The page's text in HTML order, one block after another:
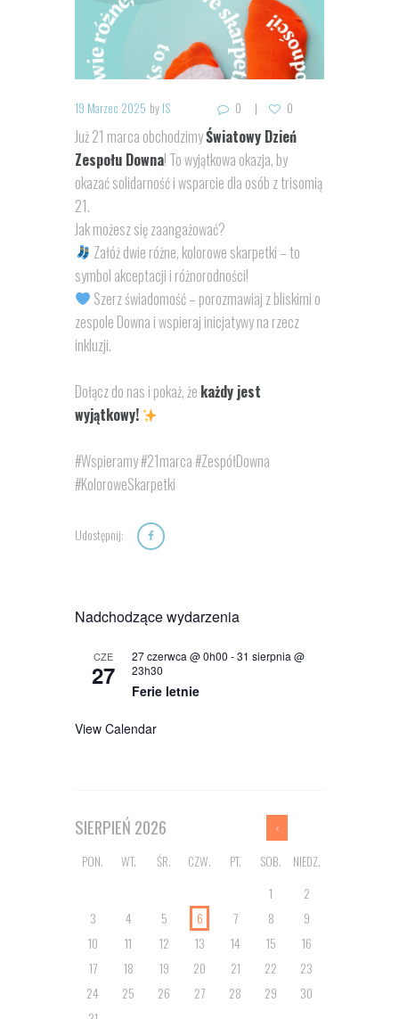
19 Marzec 2025 by IS 0 0
Już 21 marca obchodzimyŚwiatowy Dzień
Zespołu Downa! To wyjątkowa okazja, by
okazać solidarność i wsparcie dla osób z trisomią
21.
Jak możesz się zaangażować?
Załóż dwie różne, kolorowe skarpetki – to
symbol akceptacji i różnorodności!
Szerz świadomość – porozmawiaj z bliskimi o
zespole Downa i wspieraj inicjatywy na rzecz
inkluzji.
Dołącz do nas i pokaż, że każdy jest
wyjątkowy!
#Wspieramy #21marca #ZespółDowna
#KoloroweSkarpetki
Udostępnij:
Nadchodzące wydarzenia
CZE
27
27 czerwca @ 0h00 -31 sierpnia @
23h30
Ferie letnie
View Calendar
SIERPIEŃ 2026
PON. WT. ŚR. CZW. PT. SOB. NIEDZ.
1
2
3
4 5 6 7 8
9
10
11 12 13 14 15
16
17
18 19 20 21 22
23
24
25 26 27 28 29
30